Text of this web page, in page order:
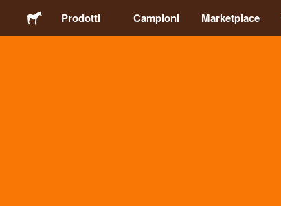
Prodotti Campioni Marketplace